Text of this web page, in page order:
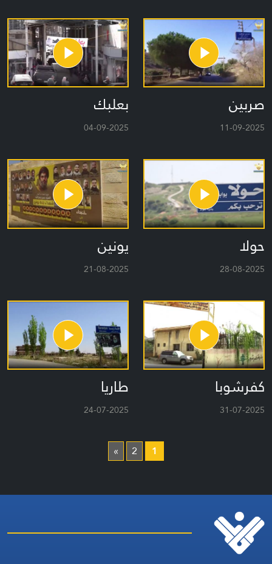
صربين
11-09-2025
بعلبك
04-09-2025
حولا
28-08-2025
يونين
21-08-2025
كفرشوبا
31-07-2025
طاريا
24-07-2025
1
2
»